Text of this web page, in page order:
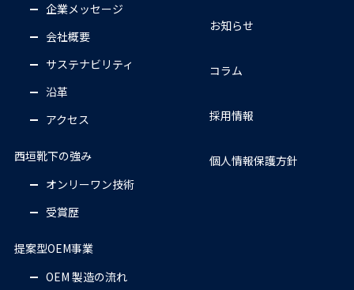
企業メッセージ
会社概要
サステナビリティ
沿革
アクセス
西垣靴下の強み
オンリーワン技術
受賞歴
提案型OEM事業
OEM 製造の流れ
お知らせ
コラム
採用情報
個人情報保護方針